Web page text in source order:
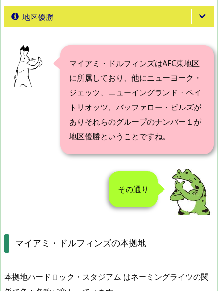
地区優勝
マイアミ・ドルフィンズはAFC東地区
に所属しており、他にニューヨーク・
ジェッツ、ニューイングランド・ペイ
トリオッツ、バッファロー・ビルズが
ありそれらのグループのナンバー１が
地区優勝ということですね。
その通り
マイアミ・ドルフィンズの本拠地
本拠地ハードロック・スタジアム はネーミングライツの関